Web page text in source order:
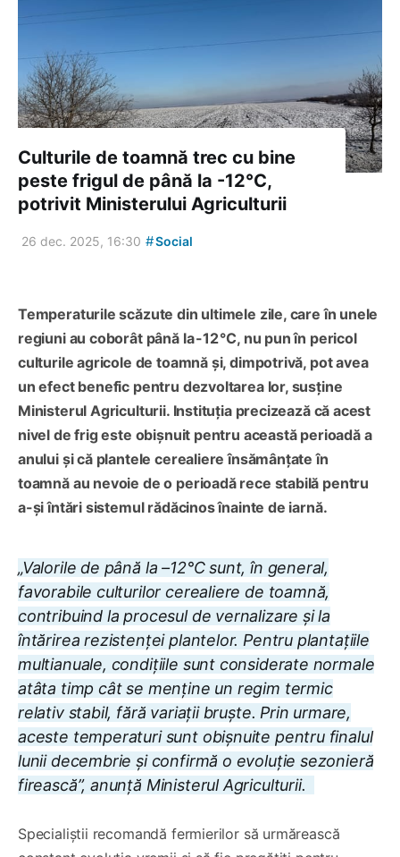
Culturile de toamnă trec cu bine
peste frigul de până la -12°C,
potrivit Ministerului Agriculturii
26 dec. 2025, 16:30 #Social
Temperaturile scăzute din ultimele zile, care în unele
regiuni au coborât până la -12 °C, nu pun în pericol
culturile agricole de toamnă și, dimpotrivă, pot avea
un efect benefic pentru dezvoltarea lor, susține
Ministerul Agriculturii. Instituția precizează că acest
nivel de frig este obișnuit pentru această perioadă a
anului și că plantele cerealiere însămânțate în
toamnă au nevoie de o perioadă rece stabilă pentru
a-și întări sistemul rădăcinos înainte de iarnă.
„Valorile de până la –12°C sunt, în general,
favorabile culturilor cerealiere de toamnă,
contribuind la procesul de vernalizare și la
întărirea rezistenței plantelor. Pentru plantațiile
multianuale, condițiile sunt considerate normale
atâta timp cât se menține un regim termic
relativ stabil, fără variații bruște. Prin urmare,
aceste temperaturi sunt obișnuite pentru finalul
lunii decembrie și confirmă o evoluție sezonieră
firească”, anunță Ministerul Agriculturii.
Specialiștii recomandă fermierilor să urmărească